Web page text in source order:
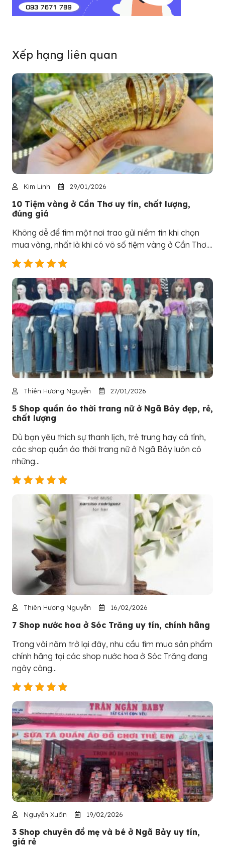
Xếp hạng liên quan
Kim Linh 29/01/2026
10 Tiệm vàng ở Cần Thơ uy tín, chất lượng,
đúng giá
Không dễ để tìm một nơi trao gửi niềm tin khi chọn
mua vàng, nhất là khi có vô số tiệm vàng ở Cần Thơ....
Thiên Hương Nguyễn 27/01/2026
5 Shop quần áo thời trang nữ ở Ngã Bảy đẹp, rẻ,
chất lượng
Dù bạn yêu thích sự thanh lịch, trẻ trung hay cá tính,
các shop quần áo thời trang nữ ở Ngã Bảy luôn có
những...
Thiên Hương Nguyễn 16/02/2026
7 Shop nước hoa ở Sóc Trăng uy tín, chính hãng
Trong vài năm trở lại đây, nhu cầu tìm mua sản phẩm
chính hãng tại các shop nước hoa ở Sóc Trăng đang
ngày càng...
Nguyễn Xuân 19/02/2026
3 Shop chuyên đồ mẹ và bé ở Ngã Bảy uy tín,
giá rẻ